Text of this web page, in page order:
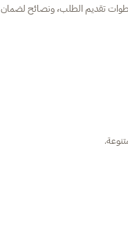
تقديم الطلب، ونصائح لضمان